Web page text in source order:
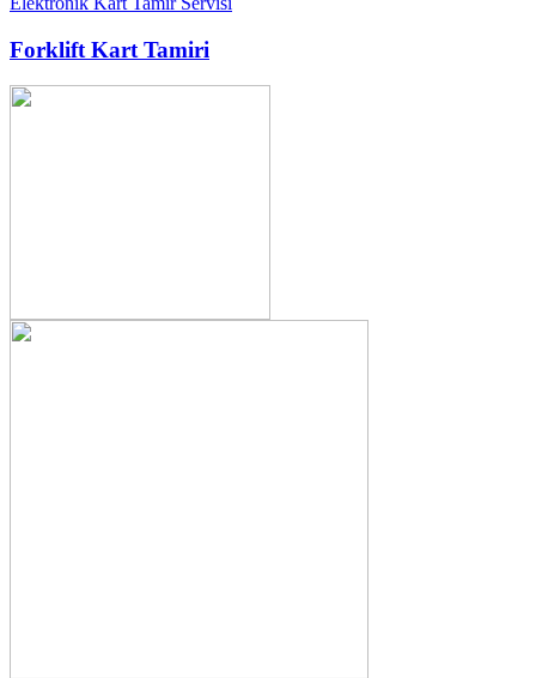
Forklift Kart Tamiri